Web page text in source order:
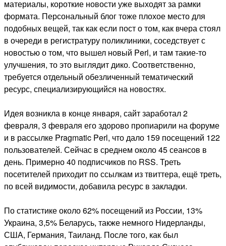
материалы, короткие новости уже выходят за рамки
формата. Персональный блог тоже плохое место для
подобных вещей, так как если пост о том, как вчера стоял
в очереди в регистратуру поликлиники, соседствует с
новостью о том, что вышел новый Perl, и там такие-то
улучшения, то это выглядит дико. Соответственно,
требуется отдельный обезличенный тематический
ресурс, специализирующийся на новостях.
Идея возникла в конце января, сайт заработал 2
февраля, 3 февраля его здорово пропиарили на форуме
и в рассылке Pragmatic Perl, что дало 159 посещений 122
пользователей. Сейчас в среднем около 45 сеансов в
день. Примерно 40 подписчиков по RSS. Треть
посетителей приходит по ссылкам из твиттера, ещё треть,
по всей видимости, добавила ресурс в закладки.
По статистике около 62% посещений из России, 13%
Украина, 3,5% Беларусь, также немного Нидерланды,
США, Германия, Таиланд. После того, как был